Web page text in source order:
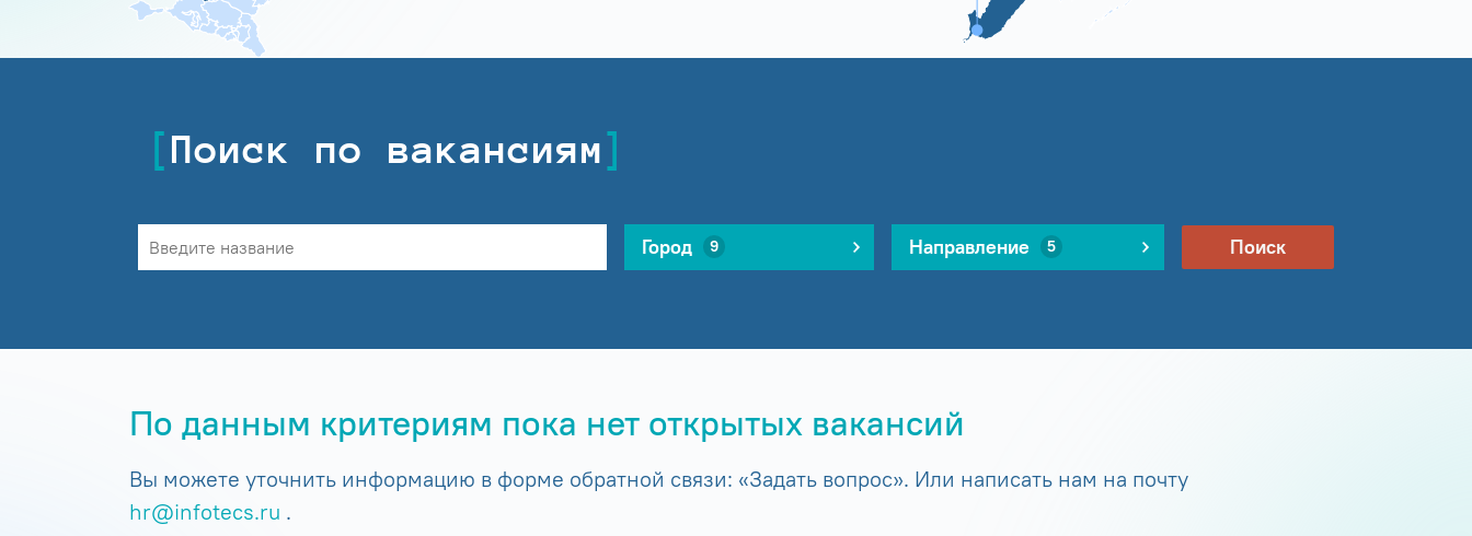
Поиск по вакансиям
Город 9 Направление 5 Поиск
По данным критериям пока нет открытых вакансий
Вы можете уточнить информацию в форме обратной связи: «Задать вопрос». Или написать нам на почту
hr@infotecs.ru .